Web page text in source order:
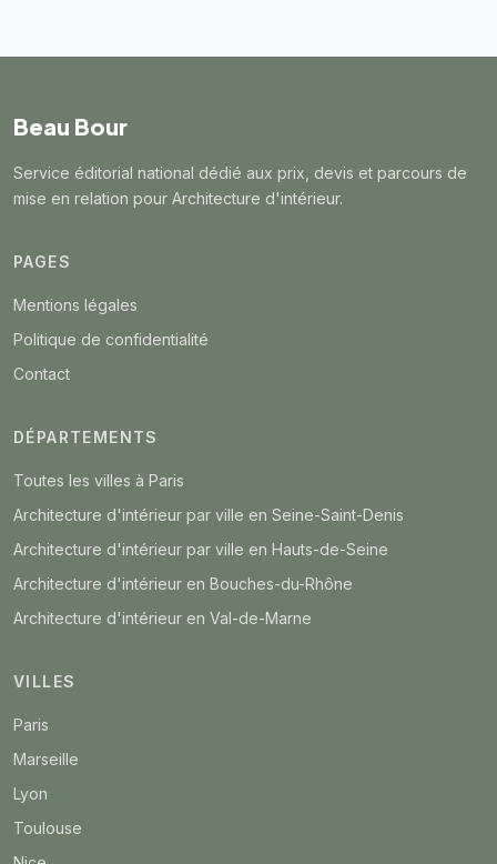
Beau Bour
Service éditorial national dédié aux prix, devis et parcours de
mise en relation pour Architecture d'intérieur.
PAGES
Mentions légales
Politique de confidentialité
Contact
DÉPARTEMENTS
Toutes les villes à Paris
Architecture d'intérieur par ville en Seine-Saint-Denis
Architecture d'intérieur par ville en Hauts-de-Seine
Architecture d'intérieur en Bouches-du-Rhône
Architecture d'intérieur en Val-de-Marne
VILLES
Paris
Marseille
Lyon
Toulouse